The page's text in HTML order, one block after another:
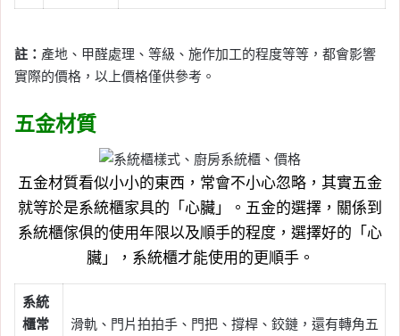
註： 產地、甲醛處理、等級、施作加工的程度等等，都會影響
實際的價格，以上價格僅供參考。
五金材質
五金材質看似小小的東西，常會不小心忽略，其實五金
就等於是系統櫃家具的「心臟」。五金的選擇，關係到
系統櫃傢俱的使用年限以及順手的程度，選擇好的「心
臟」，系統櫃才能使用的更順手。
系統
櫃常
滑軌、門片拍拍手、門把、撐桿、鉸鏈，還有轉角五